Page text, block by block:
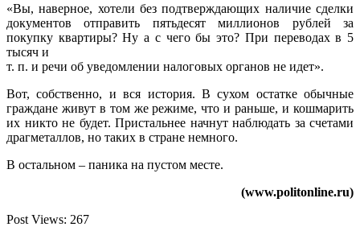
«Вы, наверное, хотели без подтверждающих наличие сделки
документов отправить пятьдесят миллионов рублей за
покупку квартиры? Ну а с чего бы это? При переводах в 5
тысяч и
т. п. и речи об уведомлении налоговых органов не идет».
Вот, собственно, и вся история. В сухом остатке обычные
граждане живут в том же режиме, что и раньше, и кошмарить
их никто не будет. Пристальнее начнут наблюдать за счетами
драгметаллов, но таких в стране немного.
В остальном – паника на пустом месте.
(www.politonline.ru)
Post Views: 267